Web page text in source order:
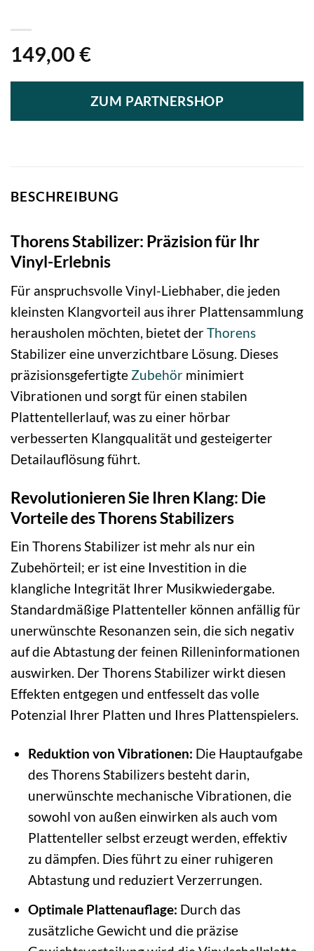
149,00 €
ZUM PARTNERSHOP
BESCHREIBUNG
Thorens Stabilizer: Präzision für Ihr
Vinyl-Erlebnis
Für anspruchsvolle Vinyl-Liebhaber, die jeden
kleinsten Klangvorteil aus ihrer Plattensammlung
herausholen möchten, bietet derThorens
Stabilizer eine unverzichtbare Lösung. Dieses
präzisionsgefertigte Zubehör minimiert
Vibrationen und sorgt für einen stabilen
Plattentellerlauf, was zu einer hörbar
verbesserten Klangqualität und gesteigerter
Detailauflösung führt.
Revolutionieren Sie Ihren Klang: Die
Vorteile des Thorens Stabilizers
Ein Thorens Stabilizer ist mehr als nur ein
Zubehörteil; er ist eine Investition in die
klangliche Integrität Ihrer Musikwiedergabe.
Standardmäßige Plattenteller können anfällig für
unerwünschte Resonanzen sein, die sich negativ
auf die Abtastung der feinen Rilleninformationen
auswirken. Der Thorens Stabilizer wirkt diesen
Effekten entgegen und entfesselt das volle
Potenzial Ihrer Platten und Ihres Plattenspielers.
Reduktion von Vibrationen: Die Hauptaufgabe
des Thorens Stabilizers besteht darin,
unerwünschte mechanische Vibrationen, die
sowohl von außen einwirken als auch vom
Plattenteller selbst erzeugt werden, effektiv
zu dämpfen. Dies führt zu einer ruhigeren
Abtastung und reduziert Verzerrungen.
Optimale Plattenauflage: Durch das
zusätzliche Gewicht und die präzise